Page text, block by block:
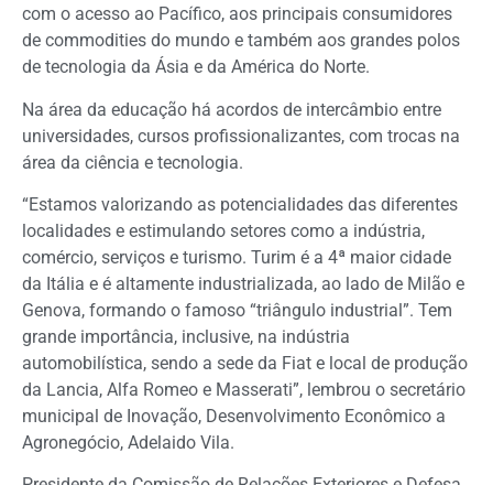
com o acesso ao Pacífico, aos principais consumidores
de commodities do mundo e também aos grandes polos
de tecnologia da Ásia e da América do Norte.
Na área da educação há acordos de intercâmbio entre
universidades, cursos profissionalizantes, com trocas na
área da ciência e tecnologia.
“Estamos valorizando as potencialidades das diferentes
localidades e estimulando setores como a indústria,
comércio, serviços e turismo. Turim é a 4ª maior cidade
da Itália e é altamente industrializada, ao lado de Milão e
Genova, formando o famoso “triângulo industrial”. Tem
grande importância, inclusive, na indústria
automobilística, sendo a sede da Fiat e local de produção
da Lancia, Alfa Romeo e Masserati”, lembrou o secretário
municipal de Inovação, Desenvolvimento Econômico a
Agronegócio, Adelaido Vila.